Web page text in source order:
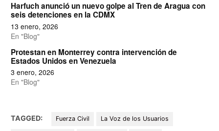
Harfuch anunció un nuevo golpe al Tren de Aragua con
seis detenciones en la CDMX
13 enero, 2026
En "Blog"
Protestan en Monterrey contra intervención de
Estados Unidos en Venezuela
3 enero, 2026
En "Blog"
TAGGED: Fuerza Civil La Voz de los Usuarios